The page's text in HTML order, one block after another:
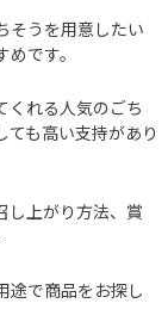
そうを用意したい
です。
くれる人気のごち
も高い支持があり
し上がり方法、賞
途で商品をお探し